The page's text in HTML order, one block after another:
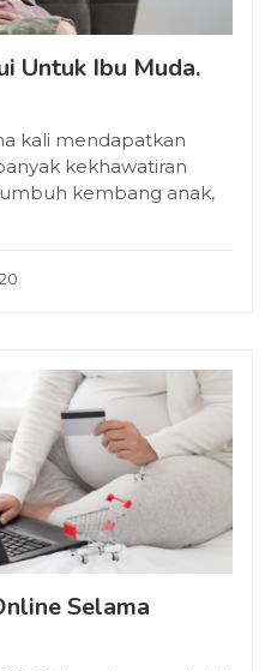
Untuk Ibu Muda.
kali mendapatkan
kekhawatiran
kembang anak,
Selama